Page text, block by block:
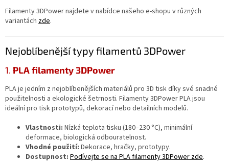
pro
školy
Značky
Měna
(CZK)
Přihlášení
Filamenty 3DPower najdete v nabídce našeho e-shopu v různých
variantách zde.
Nejoblíbenější typy filamentů 3DPower
1. PLA filamenty 3DPower
PLA je jedním z nejoblíbenějších materiálů pro 3D tisk díky své snadné
použitelnosti a ekologické šetrnosti. Filamenty 3DPower PLA jsou
ideální pro tisk prototypů, dekorací nebo detailních modelů.
Vlastnosti: Nízká teplota tisku (180–230 °C), minimální
deformace, biologická odbouratelnost.
Vhodné použití: Dekorace, hračky, prototypy.
Dostupnost: Podívejte se na PLAfilamenty3DPower zde.